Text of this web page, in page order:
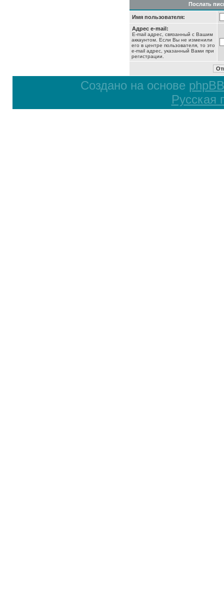
Послать
Имя пользователя:
Адрес e-mail:
E-mail адрес, связанный с Вашим
аккаунтом. Если Вы не изменили
его в центре пользователя, то это
e-mail адрес, указанный Вами при
регистрации.
Создано на основе phpBB
Русская